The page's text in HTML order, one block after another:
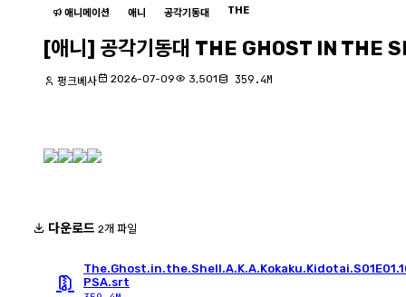
애니메이션 애니 공각기동대 THE
[애니] 공각기동대 THE GHOST IN THE
펑크베사 2026-07-09 3,501 359.4M
다운로드 2개 파일
PSA.srt